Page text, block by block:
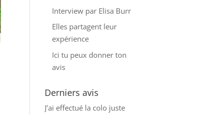
Interview par Elisa Burr
Elles partagent leur
expérience
Ici tu peux donner ton
avis
Derniers avis
J’ai effectué la colo juste